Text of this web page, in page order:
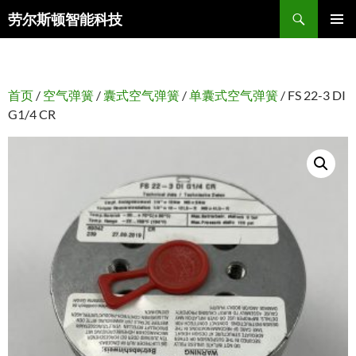
劳尔斯顿智能科技
搜
索
首页 / 空气弹簧 / 囊式空气弹簧 /单囊式空气弹簧 / FS 22-3 DI
G1/4 CR